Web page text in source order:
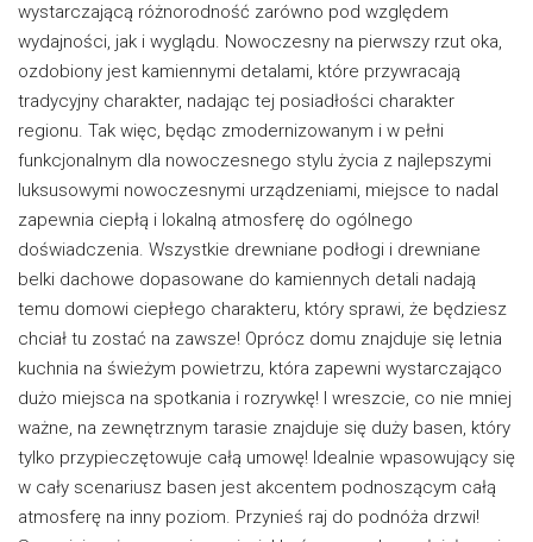
wystarczającą różnorodność zarówno pod względem
wydajności, jak i wyglądu. Nowoczesny na pierwszy rzut oka,
ozdobiony jest kamiennymi detalami, które przywracają
tradycyjny charakter, nadając tej posiadłości charakter
regionu. Tak więc, będąc zmodernizowanym i w pełni
funkcjonalnym dla nowoczesnego stylu życia z najlepszymi
luksusowymi nowoczesnymi urządzeniami, miejsce to nadal
zapewnia ciepłą i lokalną atmosferę do ogólnego
doświadczenia. Wszystkie drewniane podłogi i drewniane
belki dachowe dopasowane do kamiennych detali nadają
temu domowi ciepłego charakteru, który sprawi, że będziesz
chciał tu zostać na zawsze! Oprócz domu znajduje się letnia
kuchnia na świeżym powietrzu, która zapewni wystarczająco
dużo miejsca na spotkania i rozrywkę! I wreszcie, co nie mniej
ważne, na zewnętrznym tarasie znajduje się duży basen, który
tylko przypieczętowuje całą umowę! Idealnie wpasowujący się
w cały scenariusz basen jest akcentem podnoszącym całą
atmosferę na inny poziom. Przynieś raj do podnóża drzwi!